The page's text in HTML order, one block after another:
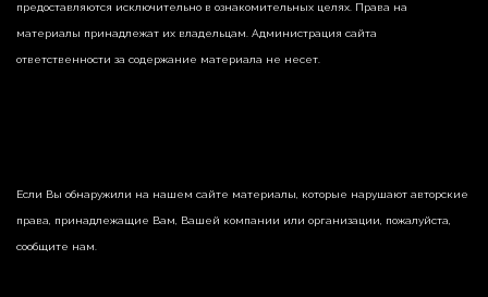
предоставляются исключительно в ознакомительных целях. Права на
материалы принадлежат их владельцам. Администрация сайта
ответственности за содержание материала не несет.
Если Вы обнаружили на нашем сайте материалы, которые нарушают авторские
права, принадлежащие Вам, Вашей компании или организации, пожалуйста,
сообщите нам.